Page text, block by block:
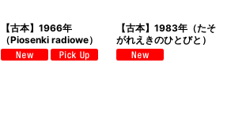
【古本】1966年
（Piosenki radiowe）
【古本】1983年（たそ
がれえきのひとびと）